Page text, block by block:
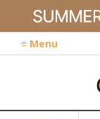
≡ Menu